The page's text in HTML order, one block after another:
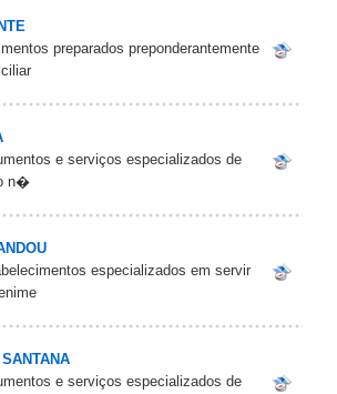
preparados preponderantemente
e serviços especializados de
n�
especializados em servir
e serviços especializados de